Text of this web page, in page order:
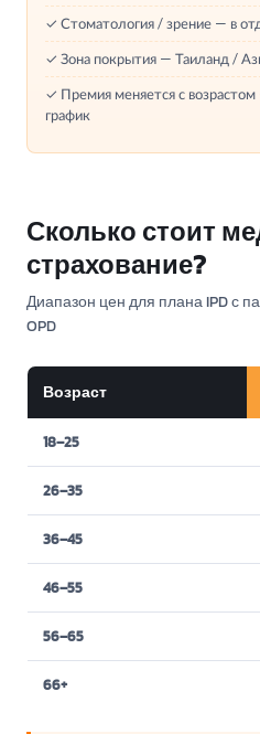
✓ Стоматология / зрение — в
✓ Зона покрытия — Таиланд /
✓ Премия меняется с
график
Сколько стоит
страхование?
Диапазон цен для плана IPD с
OPD
Возраст
18–25
26–35
36–45
46–55
56–65
66+